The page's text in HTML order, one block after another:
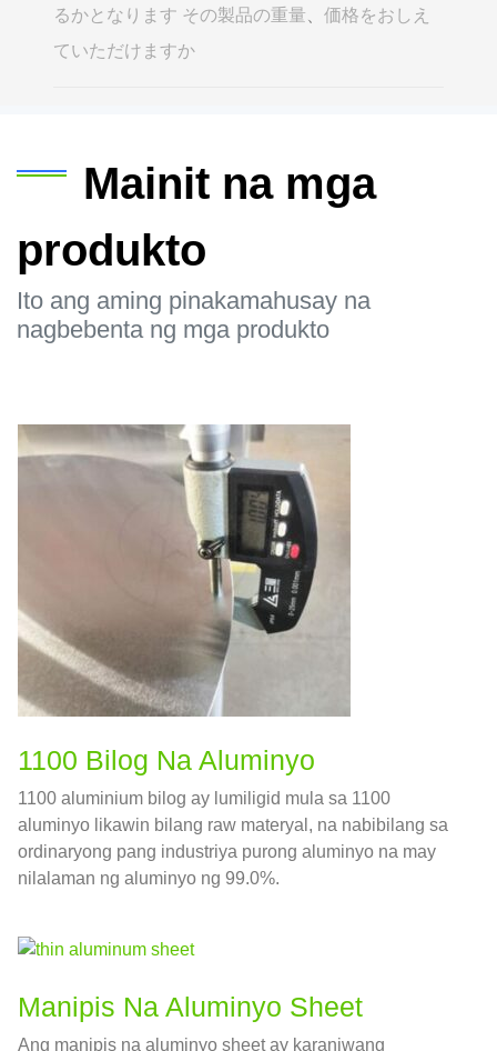
るかとなります その製品の重量
価格をおしえ
ていただけますか
Mainit na mga
produkto
Ito ang aming pinakamahusay na
nagbebenta ng mga produkto
1100 Bilog Na Aluminyo
1100 aluminium bilog ay lumiligid mula sa 1100
aluminyo likawin bilang raw materyal, na nabibilang sa
ordinaryong pang industriya purong aluminyo na may
nilalaman ng aluminyo ng 99.0%.
Manipis Na Aluminyo Sheet
Ang manipis na aluminyo sheet ay karaniwang